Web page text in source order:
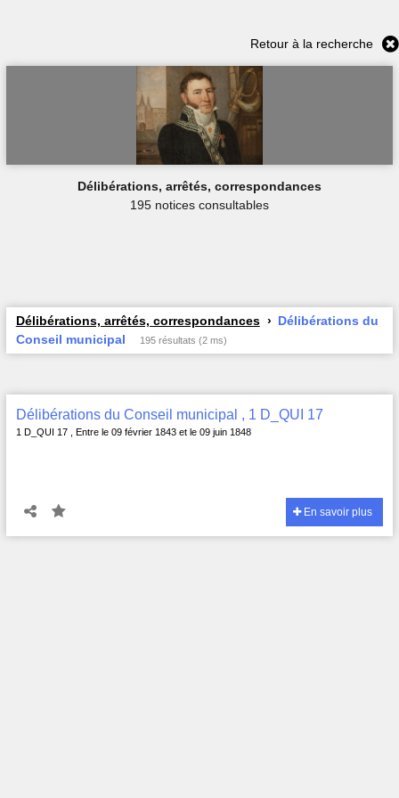
Retour à la recherche
Délibérations, arrêtés, correspondances
195 notices consultables
Délibérations, arrêtés, correspondances
Délibérations du
Conseil municipal
195 résultats (2 ms)
Délibérations du Conseil municipal , 1 D_QUI 17
1 D_QUI 17 , Entre le 09 février 1843 et le 09 juin 1848
En savoir plus